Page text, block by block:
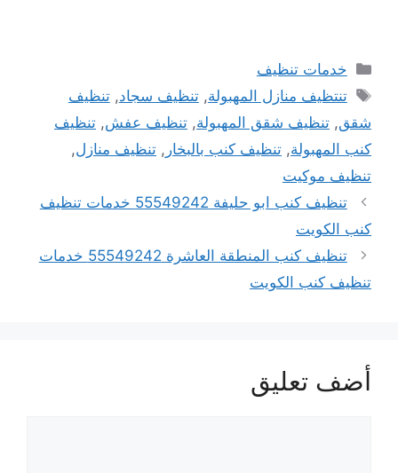
التصنيفات
خدمات تنظيف
الوسوم
تنتظيف منازل المهبولة,تنظيف سجاد,تنظيف
شقق, تنظيف شقق المهبولة, تنظيف عفش, تنظيف
كنب المهبولة, تنظيف كنب بالبخار , تنظيف منازل,
تنظيف موكيت
تنظيف كنب ابو حليفة 55549242 خدمات تنظيف
كنب الكويت
تنظيف كنب المنطقة العاشرة 55549242 خدمات
تنظيف كنب الكويت
أضف تعليق